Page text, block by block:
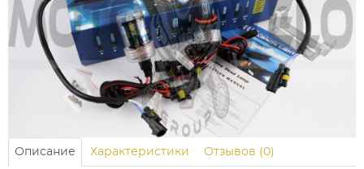
Описание Характеристики Отзывов (0)